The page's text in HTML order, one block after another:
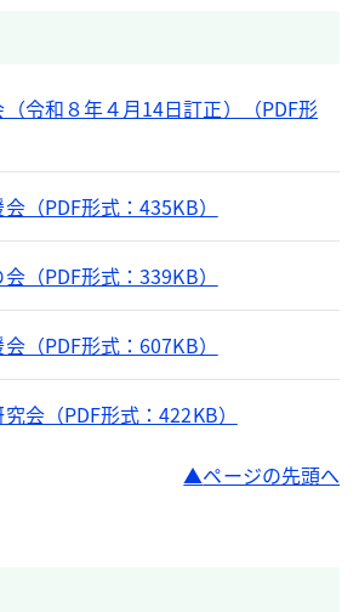
令和８年４月14日訂正）（PDF形
（PDF形式：435KB）
（PDF形式：339KB）
（PDF形式：607KB）
会（PDF形式：422KB）
ページの先頭へ